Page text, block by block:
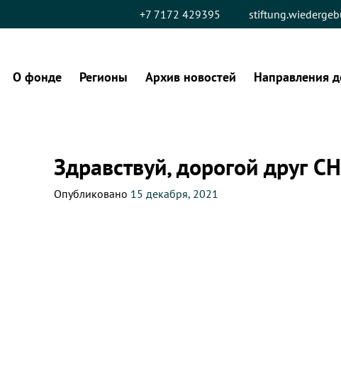
+7 7172 429395
О фонде Регионы Архив новостей Направления
Здравствуй, дорогой друг
Опубликовано 15 декабря, 2021